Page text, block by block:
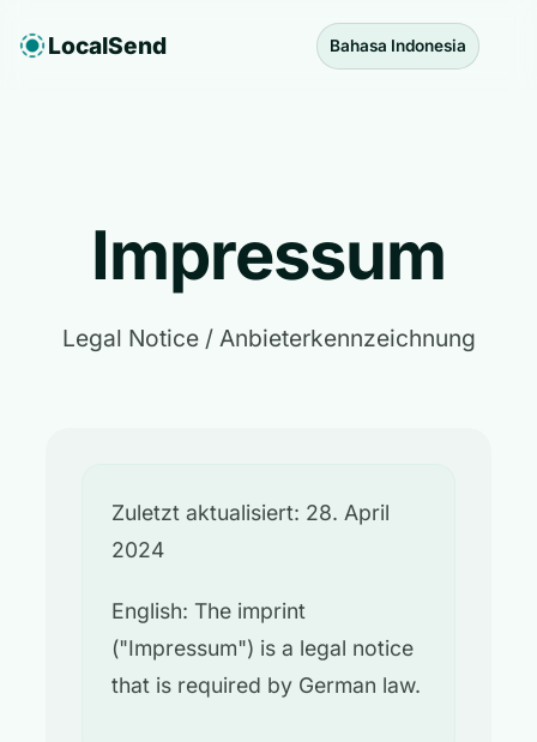
LocalSend Bahasa Indonesia
Impressum
Legal Notice / Anbieterkennzeichnung
Zuletzt aktualisiert: 28. April
2024
English: The imprint
("Impressum") is a legal notice
that is required by German law.